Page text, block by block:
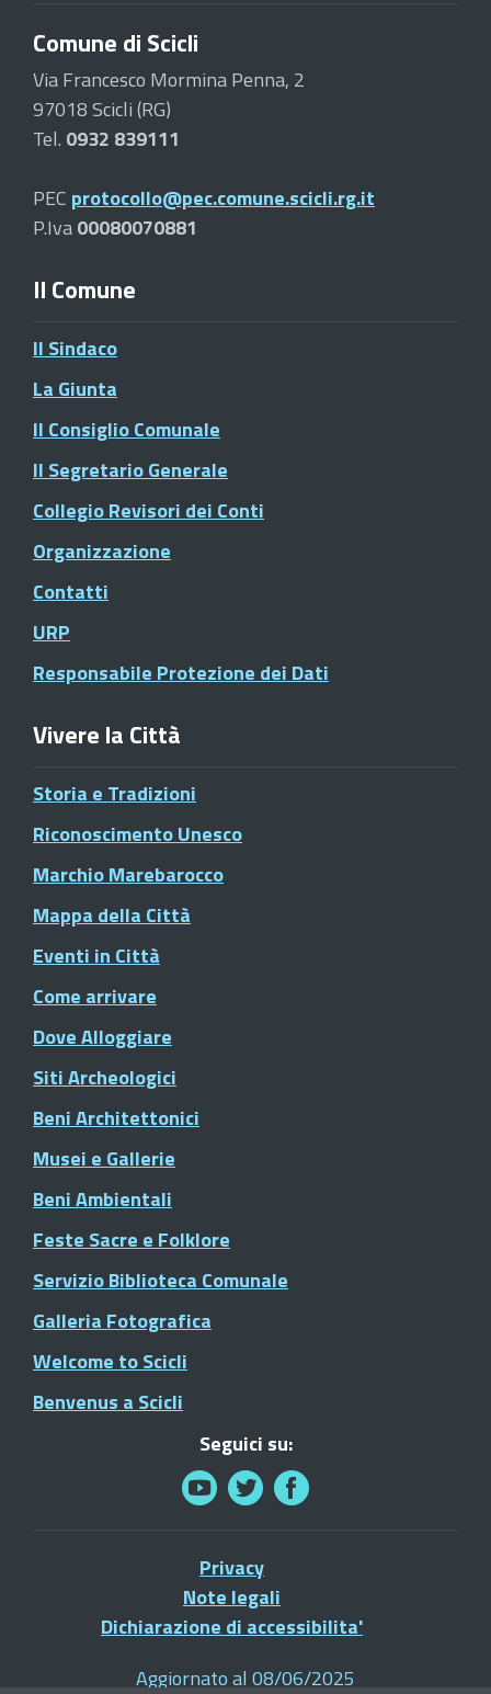
Comune di Scicli
Via Francesco Mormina Penna, 2
97018 Scicli (RG)
Tel. 0932 839111
PEC protocollo@pec.comune.scicli.rg.it
P.Iva00080070881
Il Comune
Il Sindaco
La Giunta
Il Consiglio Comunale
Il Segretario Generale
Collegio Revisori dei Conti
Organizzazione
Contatti
URP
Responsabile Protezione dei Dati
Vivere la Città
Storia e Tradizioni
Riconoscimento Unesco
Marchio Marebarocco
Mappa della Città
Eventi in Città
Come arrivare
Dove Alloggiare
Siti Archeologici
Beni Architettonici
Musei e Gallerie
Beni Ambientali
Feste Sacre e Folklore
Servizio Biblioteca Comunale
Galleria Fotografica
Welcome to Scicli
Benvenus a Scicli
Seguici su:
Privacy
Note legali
Dichiarazione di accessibilita'
Aggiornato al 08/06/2025